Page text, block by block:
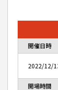
開催日時
2022/12/
開場時間